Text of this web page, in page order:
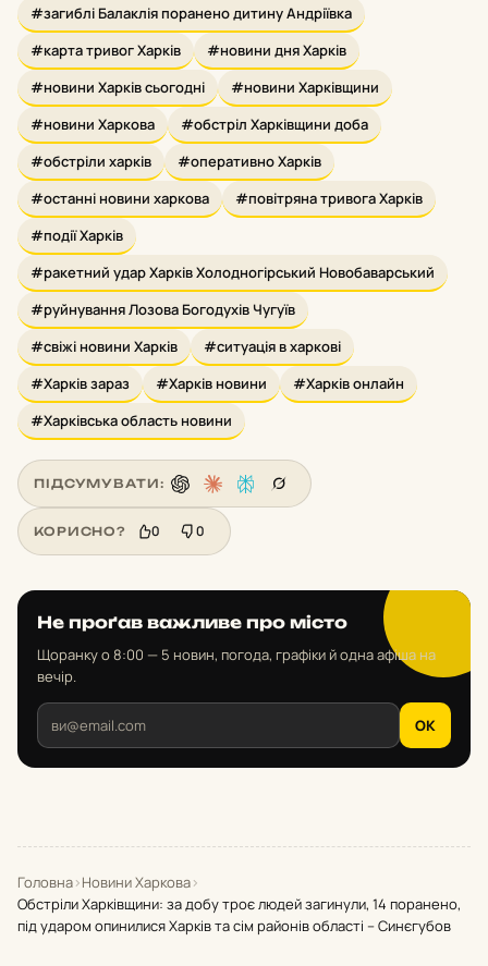
#загиблі Балаклія поранено дитину Андріївка
#карта тривог Харків
#новини дня Харків
#новини Харків сьогодні
#новини Харківщини
#новини Харкова
#обстріл Харківщини доба
#обстріли харків
#оперативно Харків
#останні новини харкова
#повітряна тривога Харків
#події Харків
#ракетний удар Харків Холодногірський Новобаварський
#руйнування Лозова Богодухів Чугуїв
#свіжі новини Харків
#ситуація в харкові
#Харків зараз
#Харків новини
#Харків онлайн
#Харківська область новини
ПІДСУМУВАТИ:
КОРИСНО? 0 0
Не проґав важливе про місто
Щоранку о 8:00 — 5 новин, погода, графіки й одна афіша на
вечір.
OK
Головна›Новини Харкова›
Обстріли Харківщини: за добу троє людей загинули, 14 поранено,
під ударом опинилися Харків та сім районів області – Синєгубов